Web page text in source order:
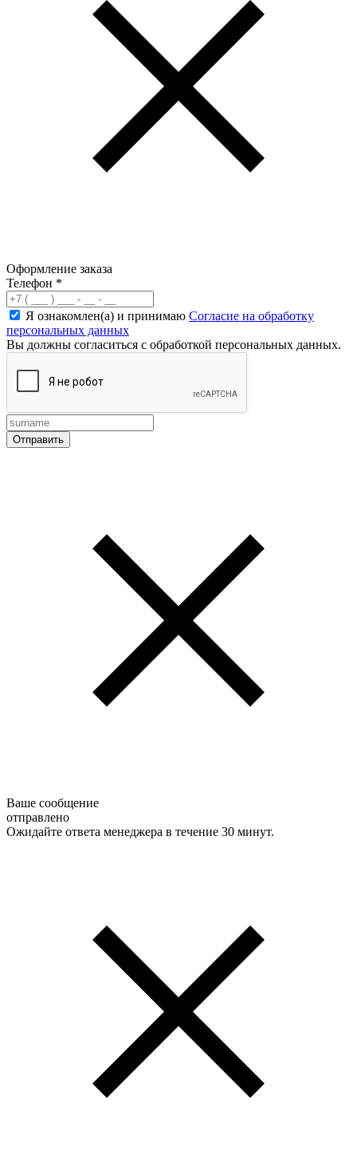
Оформление заказа
Телефон *
Я ознакомлен(а) и принимаю Согласие на обработку
персональных данных
Вы должны согласиться с обработкой персональных данных.
Ваше сообщение
отправлено
Ожидайте ответа менеджера в течение 30 минут.